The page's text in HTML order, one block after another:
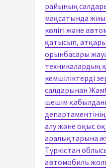
райының
мақсатында
көлігі және
қатысып,
орынбасары
техникалардың
кемшіліктерді
салдарынан
шешім
алу және оқыс
аралықтарына
Түркістан
автомобиль